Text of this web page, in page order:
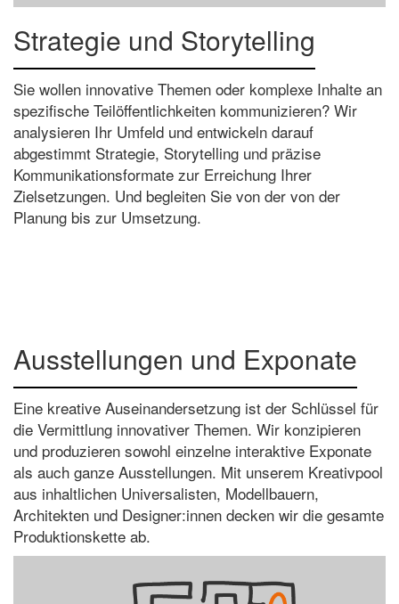
Strategie und Storytelling
Sie wollen innovative Themen oder komplexe Inhalte an
spezifische Teilöffentlichkeiten kommunizieren? Wir
analysieren Ihr Umfeld und entwickeln darauf
abgestimmt Strategie, Storytelling und präzise
Kommunikationsformate zur Erreichung Ihrer
Zielsetzungen. Und begleiten Sie von der von der
Planung bis zur Umsetzung.
Ausstellungen und Exponate
Eine kreative Auseinandersetzung ist der Schlüssel für
die Vermittlung innovativer Themen. Wir konzipieren
und produzieren sowohl einzelne interaktive Exponate
als auch ganze Ausstellungen. Mit unserem Kreativpool
aus inhaltlichen Universalisten, Modellbauern,
Architekten und Designer:innen decken wir die gesamte
Produktionskette ab.